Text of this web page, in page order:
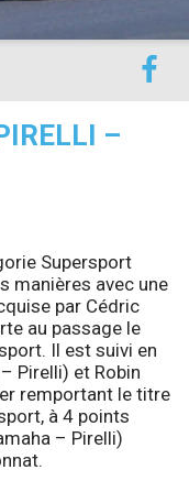
–
Supersport
manières avec une
par Cédric
au passage le
Il est suivi en
Pirelli) et Robin
remportant le titre
à 4 points
– Pirelli)